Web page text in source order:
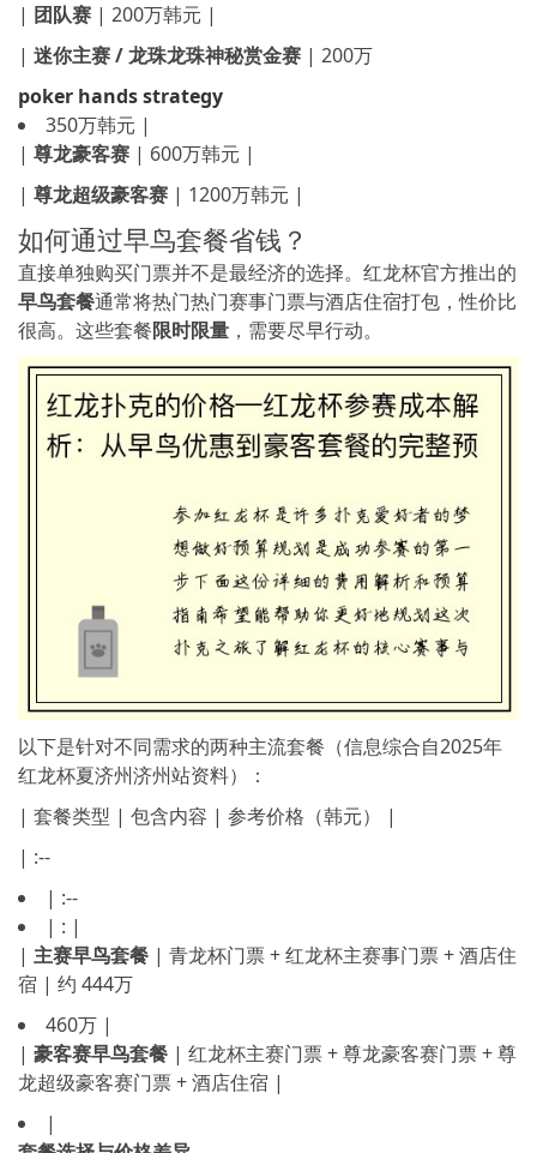
| 团队赛 | 200万韩元 |
| 迷你主赛 / 龙珠龙珠神秘赏金赛 | 200万
poker hands strategy
350万韩元 |
| 尊龙豪客赛 | 600万韩元 |
| 尊龙超级豪客赛 | 1200万韩元 |
如何通过早鸟套餐省钱？
直接单独购买门票并不是最经济的选择。红龙杯官方推出的
早鸟套餐通常将热门热门赛事门票与酒店住宿打包，性价比
很高。这些套餐限时限量 ，需要尽早行动。
以下是针对不同需求的两种主流套餐（信息综合自2025年
红龙杯夏济州济州站资料）：
| 套餐类型 | 包含内容 | 参考价格（韩元） |
| :--
| :--
| : |
| 主赛早鸟套餐 | 青龙杯门票 + 红龙杯主赛事门票 + 酒店住
宿 | 约 444万
460万 |
| 豪客赛早鸟套餐 | 红龙杯主赛门票 + 尊龙豪客赛门票 + 尊
龙超级豪客赛门票 + 酒店住宿 |
|